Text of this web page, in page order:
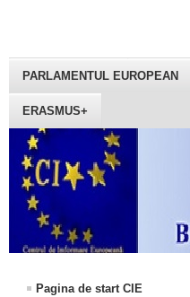
PARLAMENTUL EUROPEAN
ERASMUS+
Pagina de start CIE